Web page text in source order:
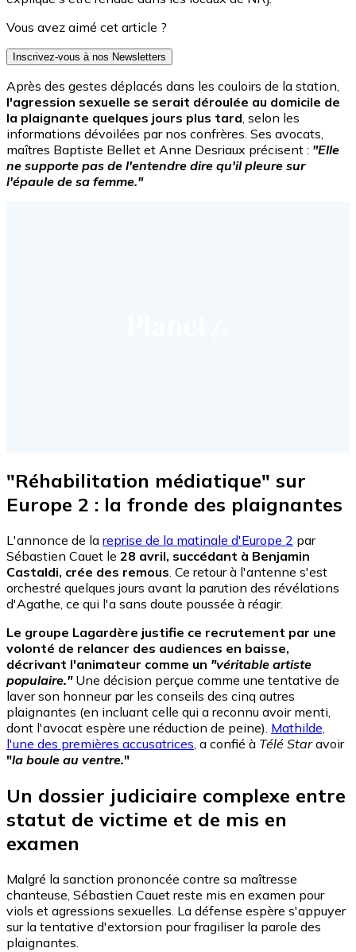
Vous avez aimé cet article ?
Inscrivez-vous à nos Newsletters
Après des gestes déplacés dans les couloirs de la station,
l'agression sexuelle se serait déroulée au domicile de
la plaignante quelques jours plus tard, selon les
informations dévoilées par nos confrères. Ses avocats,
maîtres Baptiste Bellet et Anne Desriaux précisent : "Elle
ne supporte pas de l'entendre dire qu'il pleure sur
l'épaule de sa femme."
"Réhabilitation médiatique" sur
Europe 2 : la fronde des plaignantes
L'annonce de la reprise de la matinale d'Europe 2 par
Sébastien Cauet le 28 avril, succédant à Benjamin
Castaldi, crée des remous. Ce retour à l'antenne s'est
orchestré quelques jours avant la parution des révélations
d'Agathe, ce qui l'a sans doute poussée à réagir.
Le groupe Lagardère justifie ce recrutement par une
volonté de relancer des audiences en baisse,
décrivant l'animateur comme un "véritable artiste
populaire." Une décision perçue comme une tentative de
laver son honneur par les conseils des cinq autres
plaignantes (en incluant celle qui a reconnu avoir menti,
dont l'avocat espère une réduction de peine). Mathilde,
l'une des premières accusatrices, a confié à Télé Staravoir
"la boule au ventre."
Un dossier judiciaire complexe entre
statut de victime et de mis en
examen
Malgré la sanction prononcée contre sa maîtresse
chanteuse, Sébastien Cauet reste mis en examen pour
viols et agressions sexuelles. La défense espère s'appuyer
sur la tentative d'extorsion pour fragiliser la parole des
plaignantes.